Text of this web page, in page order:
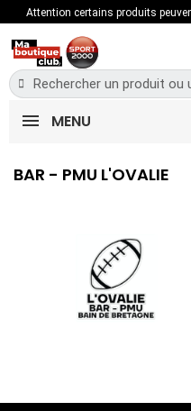
Attention certains produits
MENU
BAR - PMU L'OVALIE